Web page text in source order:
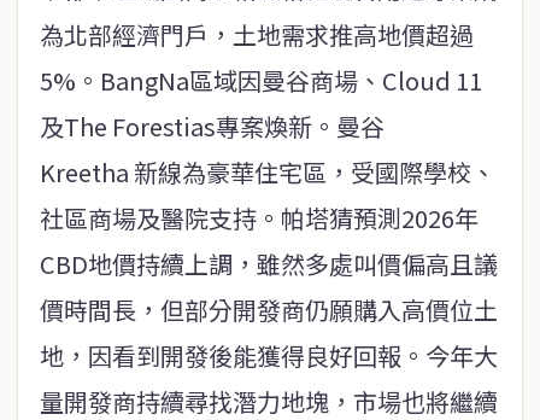
為北部經濟門戶，土地需求推高地價超過
5%。BangNa區域因曼谷商場、Cloud 11
及The Forestias專案煥新。曼谷
Kreetha 新線為豪華住宅區，受國際學校、
社區商場及醫院支持。帕塔猜預測2026年
CBD地價持續上調，雖然多處叫價偏高且議
價時間長，但部分開發商仍願購入高價位土
地，因看到開發後能獲得良好回報。今年大
量開發商持續尋找潛力地塊，市場也將繼續